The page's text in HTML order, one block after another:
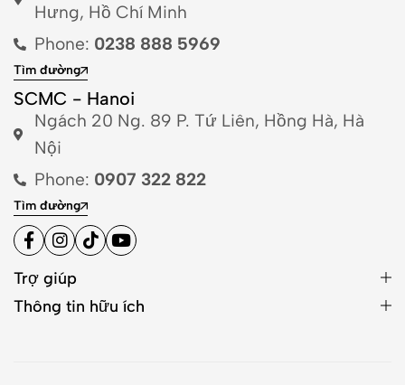
Hưng, Hồ Chí Minh
Phone: 0238 888 5969
Tìm đường
SCMC - Hanoi
Ngách 20 Ng. 89 P. Tứ Liên, Hồng Hà, Hà
Nội
Phone: 0907 322 822
Tìm đường
Trợ giúp
Thông tin hữu ích